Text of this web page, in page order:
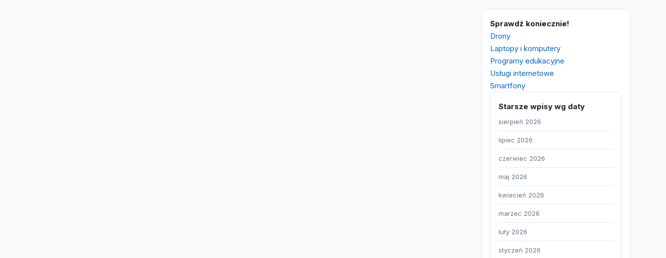
Sprawdź koniecznie!
Drony
Laptopy i komputery
Programy edukacyjne
Usługi internetowe
Smartfony
Starsze wpisy wg daty
sierpień 2026
lipiec 2026
czerwiec 2026
maj 2026
kwiecień 2026
marzec 2026
luty 2026
styczeń 2026